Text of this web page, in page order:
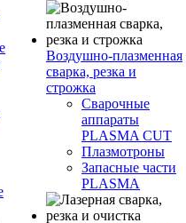
Воздушно-плазменная
сварка, резка и
строжка
Сварочные
аппараты
PLASMA CUT
Плазмотроны
Запасные части
PLASMA